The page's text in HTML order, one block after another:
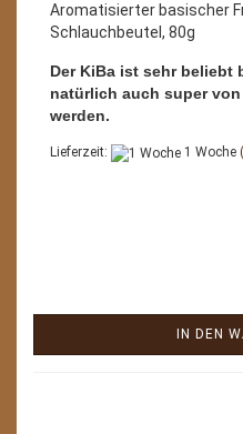
Aromatisierter basischer
Schlauchbeutel, 80g
Der KiBa ist sehr beliebt
natürlich auch super
werden.
Lieferzeit: 1 Woche
IN DEN